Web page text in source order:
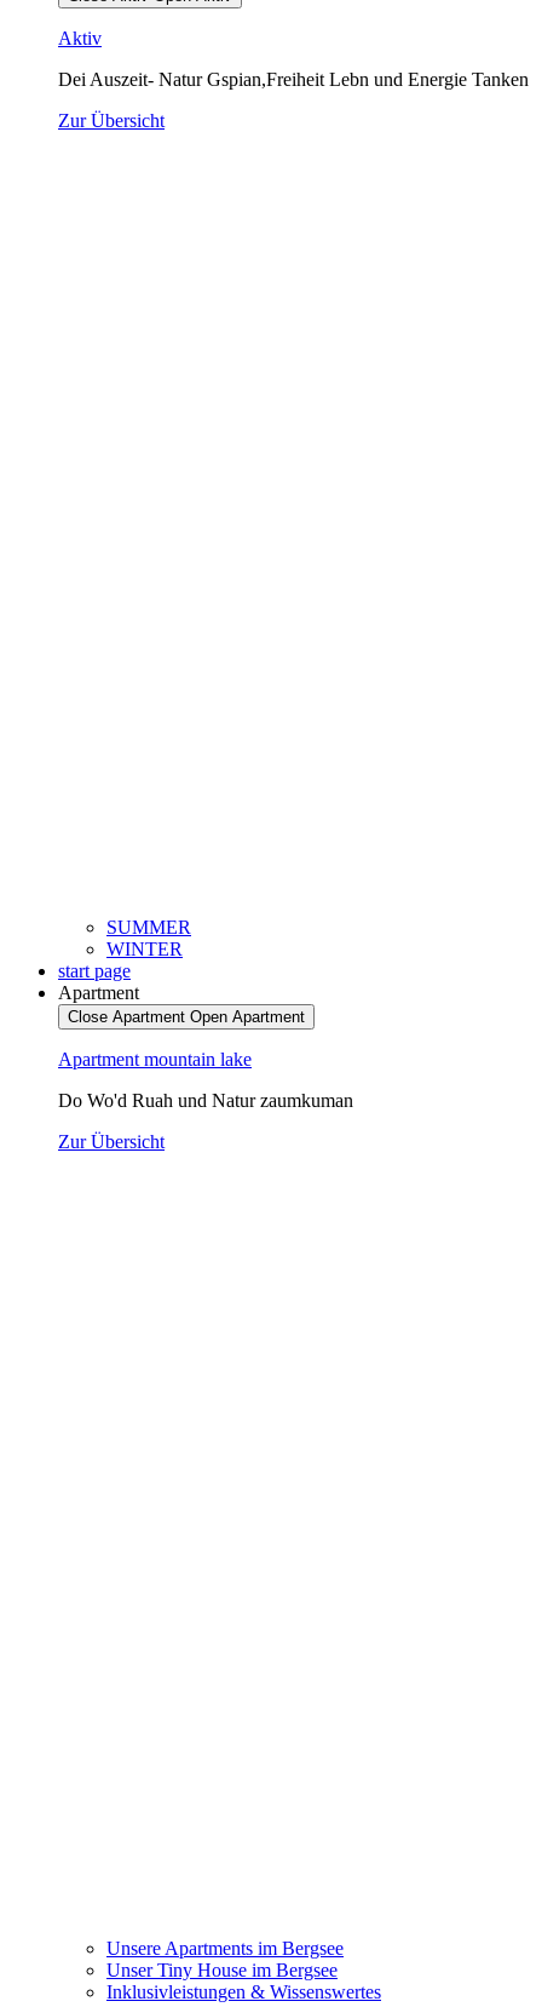
Aktiv
Dei Auszeit- Natur Gspian,Freiheit Lebn und Energie Tanken
Zur Übersicht
SUMMER
WINTER
start page
Apartment
Close Apartment Open Apartment
Apartment mountain lake
Do Wo'd Ruah und Natur zaumkuman
Zur Übersicht
Unsere Apartments im Bergsee
Unser Tiny House im Bergsee
Inklusivleistungen & Wissenswertes